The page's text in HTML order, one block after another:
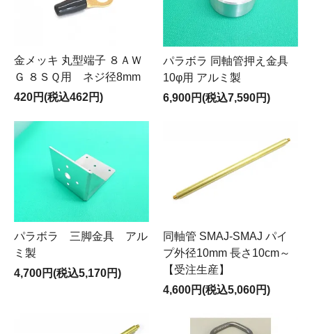
金メッキ 丸型端子 ８ＡＷ
Ｇ ８ＳＱ用 ネジ径8mm
420円(税込462円)
パラボラ 同軸管押え金具
10φ用 アルミ製
6,900円(税込7,590円)
パラボラ 三脚金具 アル
ミ製
4,700円(税込5,170円)
同軸管 SMAJ-SMAJ パイ
プ外径10mm 長さ10cm～
【受注生産】
4,600円(税込5,060円)